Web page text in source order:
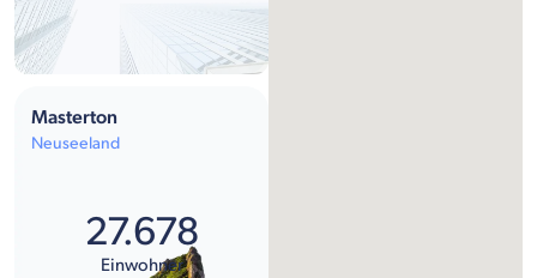
Masterton
Neuseeland
27.678
Einwohner